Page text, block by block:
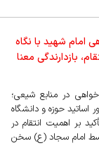
شهید با نگاه
بازدارندگی معنا
در منابع شیعی؛
اساتید حوزه و دانشگاه
بر اهمیت انتقام در
امام سجاد (ع) سخن